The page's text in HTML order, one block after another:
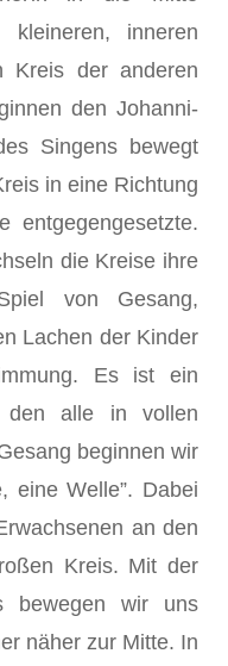
inneren
Kreis der anderen
den Johanni-
Singens bewegt
in eine Richtung
entgegengesetzte.
die Kreise ihre
von Gesang,
Lachen der Kinder
Es ist ein
den alle in vollen
beginnen wir
eine Welle”. Dabei
an den
Kreis. Mit der
bewegen wir uns
näher zur Mitte. In